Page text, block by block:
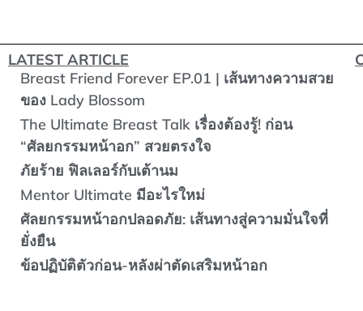
LATEST ARTICLE
Breast Friend Forever EP.01 | เส้นทางความสวย
ของ Lady Blossom
The Ultimate Breast Talk เรื่องต้องรู้! ก่อน
“ศัลยกรรมหน้าอก” สวยตรงใจ
ภัยร้าย ฟิลเลอร์กับเต้านม
Mentor Ultimate มีอะไรใหม่
ศัลยกรรมหน้าอกปลอดภัย: เส้นทางสู่ความมั่นใจที่
ยั่งยืน
ข้อปฏิบัติตัวก่อน-หลังผ่าตัดเสริมหน้าอก